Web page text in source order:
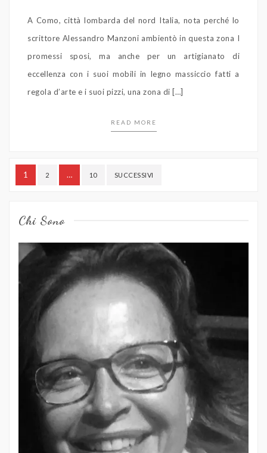
A Como, città lombarda del nord Italia, nota perché lo
scrittore Alessandro Manzoni ambientò in questa zona I
promessi sposi, ma anche per un artigianato di
eccellenza con i suoi mobili in legno massiccio fatti a
regola d’arte e i suoi pizzi, una zona di […]
READ MORE
Paginazione
degli
1 2 … 10 SUCCESSIVI
Chi Sono